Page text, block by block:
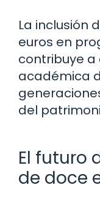
La inclusión
euros en
contribuye
académica
del
El futuro
de doce